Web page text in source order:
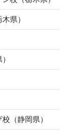
県）
（静岡県）